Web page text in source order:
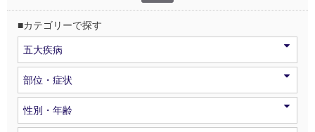
■カテゴリーで探す
五大疾病
部位・症状
性別・年齢